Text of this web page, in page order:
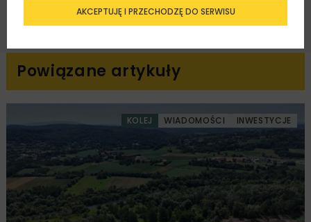
Powiązane artykuły
KOLEJ WIADOMOŚCI INWESTYCJE
AKCEPTUJĘ I PRZECHODZĘ DO SERWISU